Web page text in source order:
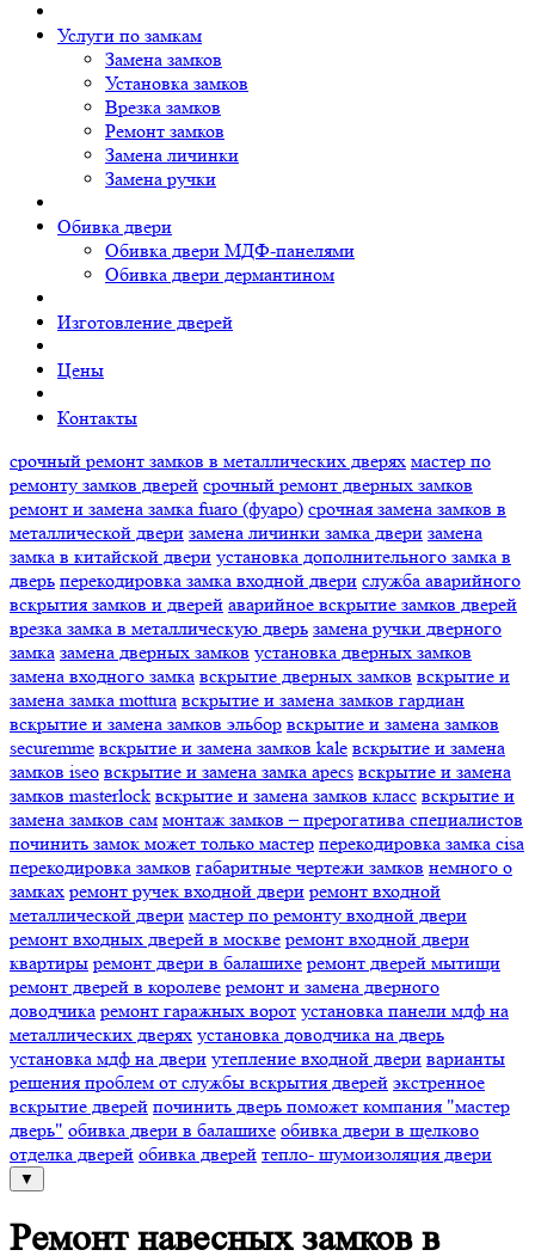
Услуги по замкам
Замена замков
Установка замков
Врезка замков
Ремонт замков
Замена личинки
Замена ручки
Обивка двери
Обивка двери МДФ-панелями
Обивка двери дермантином
Изготовление дверей
Цены
Контакты
срочный ремонт замков в металлических дверях мастер по
ремонту замков дверей срочный ремонт дверных замков
ремонт и замена замка fuaro (фуаро) срочная замена замков в
металлической двери замена личинки замка двери замена
замка в китайской двери установка дополнительного замка в
дверь перекодировка замка входной двери служба аварийного
вскрытия замков и дверей аварийное вскрытие замков дверей
врезка замка в металлическую дверь замена ручки дверного
замка замена дверных замков установка дверных замков
замена входного замка вскрытие дверных замков вскрытие и
замена замка mottura вскрытие и замена замков гардиан
вскрытие и замена замков эльбор вскрытие и замена замков
securemme вскрытие и замена замков kale вскрытие и замена
замков iseo вскрытие и замена замка apecs вскрытие и замена
замков masterlock вскрытие и замена замков класс вскрытие и
замена замков сам монтаж замков – прерогатива специалистов
починить замок может только мастер перекодировка замка cisa
перекодировка замков габаритные чертежи замков немного о
замках ремонт ручек входной двери ремонт входной
металлической двери мастер по ремонту входной двери
ремонт входных дверей в москве ремонт входной двери
квартиры ремонт двери в балашихе ремонт дверей мытищи
ремонт дверей в королеве ремонт и замена дверного
доводчика ремонт гаражных ворот установка панели мдф на
металлических дверях установка доводчика на дверь
установка мдф на двери утепление входной двери варианты
решения проблем от службы вскрытия дверей экстренное
вскрытие дверей починить дверь поможет компания "мастер
дверь" обивка двери в балашихе обивка двери в щелково
отделка дверей обивка дверей тепло- шумоизоляция двери
▼
Ремонт навесных замков в